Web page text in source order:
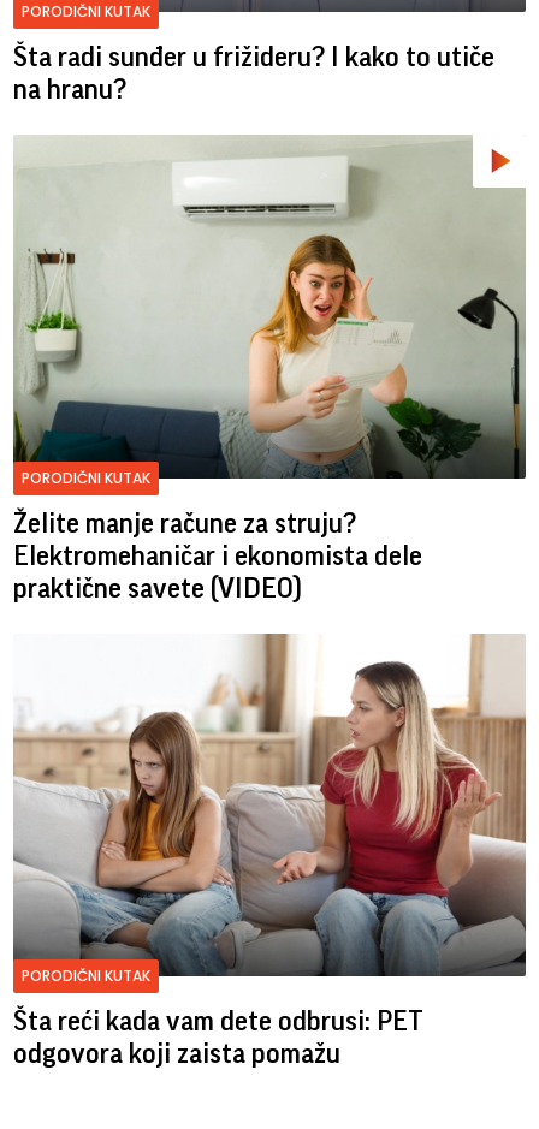
PORODIČNI KUTAK
Šta radi sunđer u frižideru? I kako to utiče
na hranu?
PORODIČNI KUTAK
Želite manje račune za struju?
Elektromehaničar i ekonomista dele
praktične savete (VIDEO)
PORODIČNI KUTAK
Šta reći kada vam dete odbrusi: PET
odgovora koji zaista pomažu